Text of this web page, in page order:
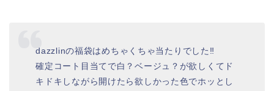
dazzlinの福袋はめちゃくちゃ当たりでした‼︎
確定コート目当てで白？ベージュ？が欲しくてド
キドキしながら開けたら欲しかった色でホッとし